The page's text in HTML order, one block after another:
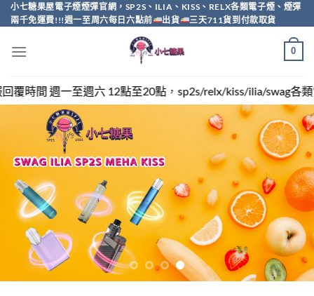
Skip
to
小七糖果屋電子煙煙彈官網，SP2S、ILIA、KISS、RELX各類電子煙、煙彈
兩千免運費!!!週一至周六每日六點前
出貨 三天711貨到付款取貨
0
20點，sp2s/relx/kiss/ilia/swag各類電子煙煙彈買越多越便宜